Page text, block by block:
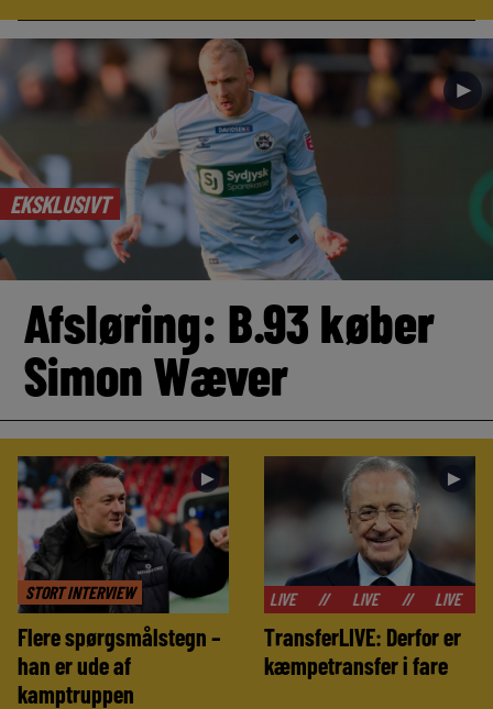
EKSKLUSIVT
►
Afsløring: B.93 køber
Simon Wæver
STORT INTERVIEW
►
Flere spørgsmålstegn –
han er ude af
kamptruppen
►
// LIVE LIVE LIVE LIVE
TransferLIVE: Derfor er
kæmpetransfer i fare